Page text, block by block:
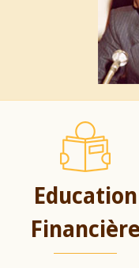
Education
Financière